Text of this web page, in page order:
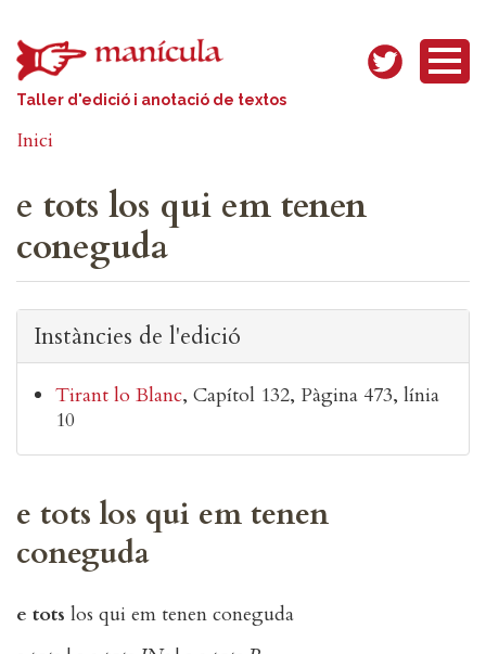
Taller d'edició i anotació de textos
Inici
e tots los qui em tenen
coneguda
Instàncies de l'edició
Tirant lo Blanc Capítol 132 Pàgina 473, línia
10
e tots los qui em tenen
coneguda
e tots los qui em tenen coneguda